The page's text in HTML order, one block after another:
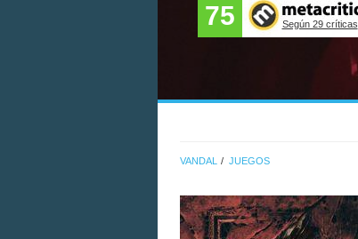
75 Según 29 críticas
VANDAL JUEGOS